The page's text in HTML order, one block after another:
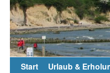
Start Urlaub &